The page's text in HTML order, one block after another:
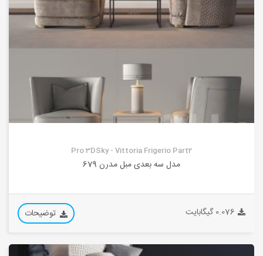
Pro 3DSky - Vittoria Frigerio Part2
مدل سه بعدی مبل مدرن 679
0.076 گیگابایت توضیحات